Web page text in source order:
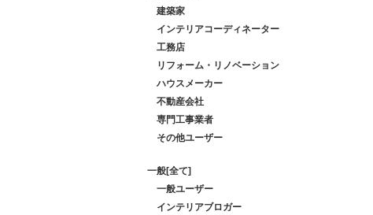
建築家
インテリアコーディネーター
工務店
リフォーム・リノベーション
ハウスメーカー
不動産会社
専門工事業者
その他ユーザー
一般[全て]
一般ユーザー
インテリアブロガー